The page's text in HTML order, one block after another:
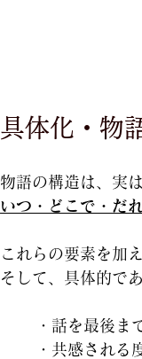
具体化・物
物語の構造は、実
いつ・どこで・だ
これらの要素を加
そして、具体的で
・話を最後ま
・共感される